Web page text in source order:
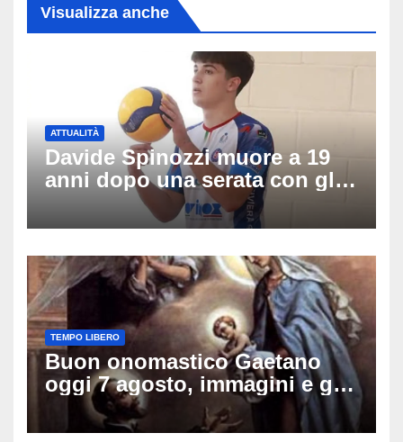
Visualizza anche
ATTUALITÀ
Davide Spinozzi muore a 19
anni dopo una serata con gli
amici: il mistero dello
schianto senza frenata
TEMPO LIBERO
Buon onomastico Gaetano
oggi 7 agosto, immagini e gif
di auguri da condividere sui
social